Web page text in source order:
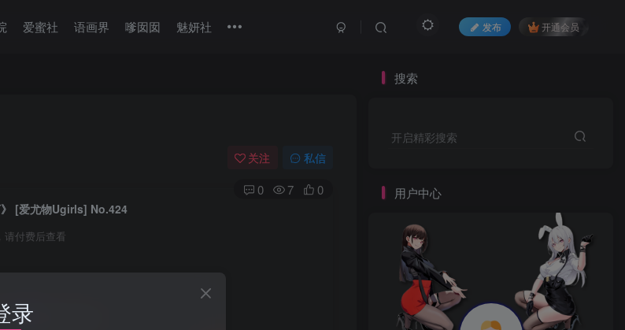
爱蜜社 语画界 嗲囡囡 魅妍社 发布 开通会员
关注 私信
0 7 0
[爱尤物Ugirls] No.424
请付费后查看
搜索
开启精彩搜索
用户中心
录